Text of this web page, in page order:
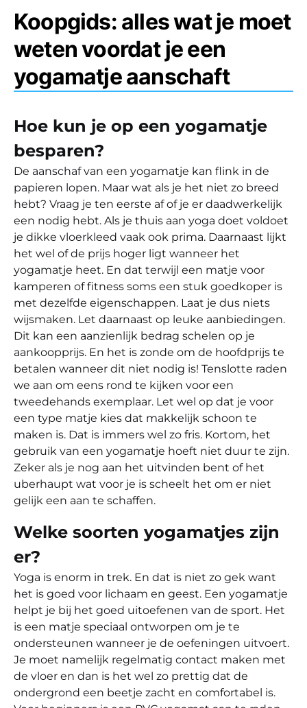
Koopgids: alles wat je moet
weten voordat je een
yogamatje aanschaft
Hoe kun je op een yogamatje
besparen?
De aanschaf van een yogamatje kan flink in de
papieren lopen. Maar wat als je het niet zo breed
hebt? Vraag je ten eerste af of je er daadwerkelijk
een nodig hebt. Als je thuis aan yoga doet voldoet
je dikke vloerkleed vaak ook prima. Daarnaast lijkt
het wel of de prijs hoger ligt wanneer het
yogamatje heet. En dat terwijl een matje voor
kamperen of fitness soms een stuk goedkoper is
met dezelfde eigenschappen. Laat je dus niets
wijsmaken. Let daarnaast op leuke aanbiedingen.
Dit kan een aanzienlijk bedrag schelen op je
aankoopprijs. En het is zonde om de hoofdprijs te
betalen wanneer dit niet nodig is! Tenslotte raden
we aan om eens rond te kijken voor een
tweedehands exemplaar. Let wel op dat je voor
een type matje kies dat makkelijk schoon te
maken is. Dat is immers wel zo fris. Kortom, het
gebruik van een yogamatje hoeft niet duur te zijn.
Zeker als je nog aan het uitvinden bent of het
uberhaupt wat voor je is scheelt het om er niet
gelijk een aan te schaffen.
Welke soorten yogamatjes zijn
er?
Yoga is enorm in trek. En dat is niet zo gek want
het is goed voor lichaam en geest. Een yogamatje
helpt je bij het goed uitoefenen van de sport. Het
is een matje speciaal ontworpen om je te
ondersteunen wanneer je de oefeningen uitvoert.
Je moet namelijk regelmatig contact maken met
de vloer en dan is het wel zo prettig dat de
ondergrond een beetje zacht en comfortabel is.